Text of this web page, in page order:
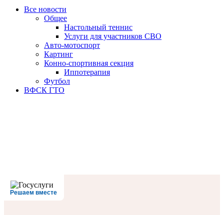
Все новости
Oбщее
Настольный теннис
Услуги для участников СВО
Авто-мотоспорт
Картинг
Конно-спортивная секция
Иппотерапия
Футбол
ВФСК ГТО
Решаем вместе